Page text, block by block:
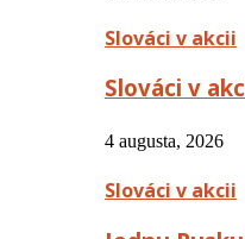
Slováci v akcii
Slováci v
4 augusta, 2026
Slováci v akcii